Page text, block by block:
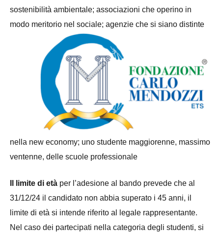
sostenibilità ambientale; associazioni che operino in
modo meritorio nel sociale; agenzie che si siano distinte
nella new economy; uno studente maggiorenne, massimo
ventenne, delle scuole professionale
Il limite di età per l’adesione al bando prevede che al
31/12/24 il candidato non abbia superato i 45 anni, il
limite di età si intende riferito al legale rappresentante.
Nel caso dei partecipati nella categoria degli studenti, si